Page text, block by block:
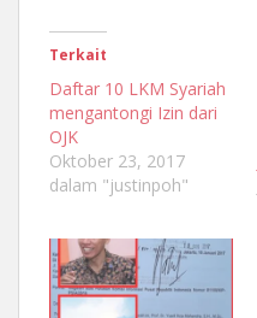
Terkait
Daftar 10 LKM Syariah
mengantongi Izin dari
OJK
Oktober 23, 2017
dalam "justinpoh"